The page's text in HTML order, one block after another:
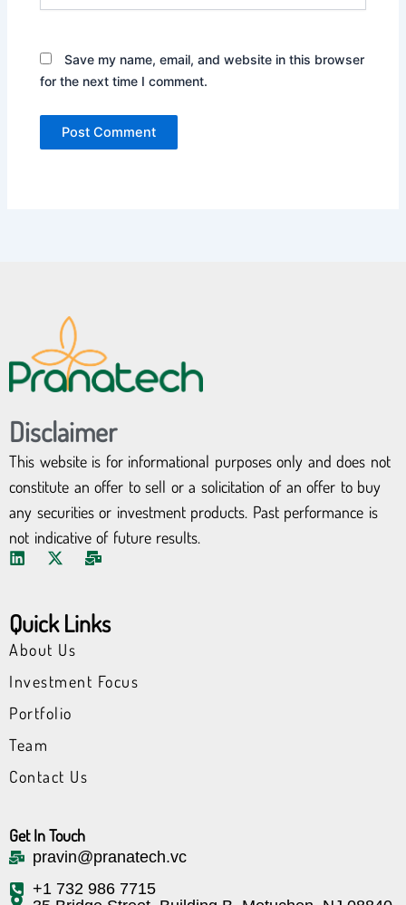
Save my name, email, and website in this browser
for the next time I comment.
Disclaimer
This website is for informational purposes only and does not
constitute an offer to sell or a solicitation of an offer to buy
any securities or investment products. Past performance is
not indicative of future results.
L
e
d
i
X
i
t
t
r
M
-
b
k
Quick Links
About Us
Investment Focus
Portfolio
Team
Contact Us
Get In Touch
pravin@pranatech.vc
+1 732 986 7715